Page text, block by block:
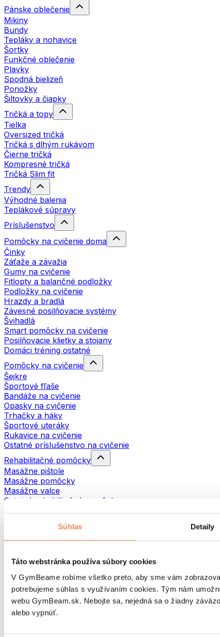
Súhlas Detaily
Táto webstránka používa súbory cookies
V GymBeame robíme všetko preto, aby sme vám
potrebujeme súhlas s využívaním cookies. Tým nám
webu GymBeam.sk. Nebojte sa, nejedná sa o žiadny
alebo vypnúť.
Pánske oblečenie
Mikiny
Bundy
Tepláky a nohavice
Šortky
Funkčné oblečenie
Plavky
Spodná bielizeň
Ponožky
Šiltovky a čiapky
Tričká a topy
Tielka
Oversized tričká
Tričká s dlhým rukávom
Čierne tričká
Kompresné tričká
Tričká Slim fit
Trendy
Výhodné balenia
Teplákové súpravy
Príslušenstvo
Pomôcky na cvičenie doma
Činky
Záťaže a závažia
Gumy na cvičenie
Fitlopty a balančné podložky
Podložky na cvičenie
Hrazdy a bradlá
Závesné posilňovacie systémy
Švihadlá
Smart pomôcky na cvičenie
Posilňovacie klietky a stojany
Domáci tréning ostatné
Pomôcky na cvičenie
Šejkre
Športové fľaše
Bandáže na cvičenie
Opasky na cvičenie
Trhačky a háky
Športové uteráky
Rukavice na cvičenie
Ostatné príslušenstvo na cvičenie
Rehabilitačné pomôcky
Masážne pištole
Masážne pomôcky
Masážne valce
Ostatné rehabilitačné pomôcky
Tašky a batohy
Tašky na jedlo a príslušenstvo
Pomôcky podľa aktivity
Beh
Bojové športy
Cyklistika
Joga a pilates
Otužovanie
Turistika